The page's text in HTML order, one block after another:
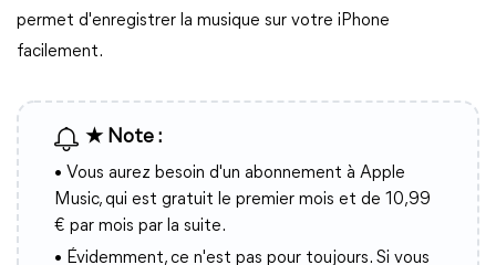
permet d'enregistrer la musique sur votre iPhone
facilement.
★ Note :
• Vous aurez besoin d'un abonnement à Apple
Music, qui est gratuit le premier mois et de 10,99
€ par mois par la suite.
• Évidemment, ce n'est pas pour toujours. Si vous